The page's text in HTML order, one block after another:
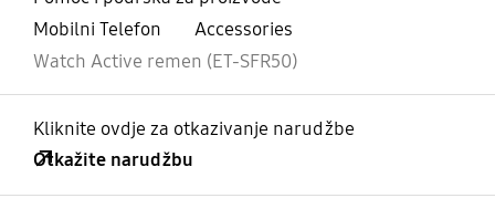
Mobilni Telefon
Accessories
Watch Active remen (ET-SFR50)
Kliknite ovdje za otkazivanje narudžbe
Otkažite narudžbu